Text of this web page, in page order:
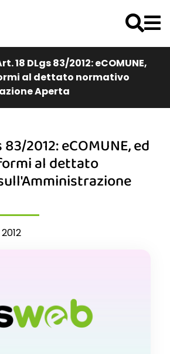
18 DLgs 83/2012: eCOMUNE,
al dettato normativo
Aperta
2012: eCOMUNE, ed
al dettato